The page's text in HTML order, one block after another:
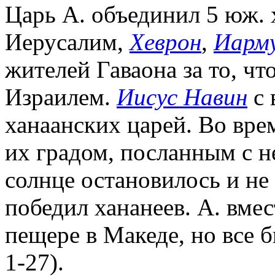
Царь А. объединил 5 юж.
Иерусалим,Хеврон,
жителей Гаваона за то,
Израилем. Иисус Навин с
ханаанских царей. Во
их градом, посланным с
солнце остановилось и
победил хананеев. А.
пещере в Македе, но все
1-27).